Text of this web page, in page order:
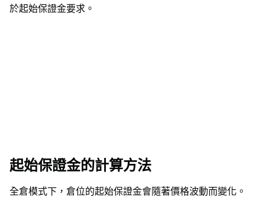
於起始保證金要求。
起始保證金的計算方法
全倉模式下，倉位的起始保證金會隨著價格波動而變化。